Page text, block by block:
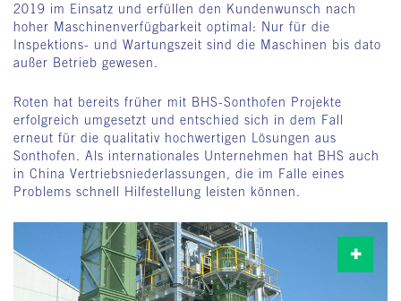
2019 im Einsatz und erfüllen den Kundenwunsch nach
hoher Maschinenverfügbarkeit optimal: Nur für die
Inspektions- und Wartungszeit sind die Maschinen bis dato
außer Betrieb gewesen.
Roten hat bereits früher mit BHS-Sonthofen Projekte
erfolgreich umgesetzt und entschied sich in dem Fall
erneut für die qualitativ hochwertigen Lösungen aus
Sonthofen. Als internationales Unternehmen hat BHS auch
in China Vertriebsniederlassungen, die im Falle eines
Problems schnell Hilfestellung leisten können.